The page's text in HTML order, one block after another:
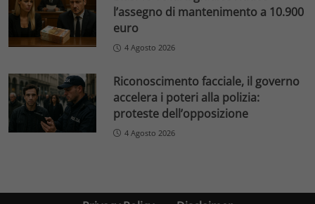
l’assegno di mantenimento a 10.900
euro
4 Agosto 2026
Riconoscimento facciale, il governo
accelera i poteri alla polizia:
proteste dell’opposizione
4 Agosto 2026